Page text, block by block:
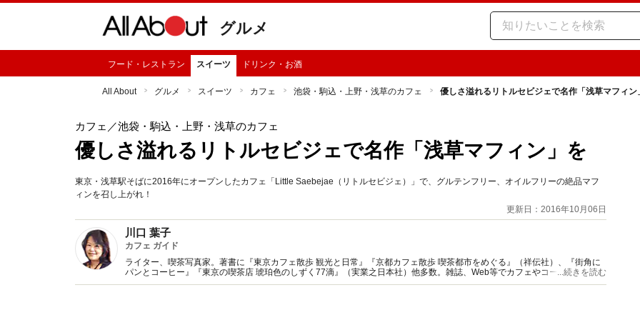
グルメ
フード・レストラン スイーツ ドリンク・お酒
All About グルメ スイーツ カフェ 池袋・駒込・上野・浅草のカフェ 優しさ溢れるリトルセビジェで名作「浅草マフィン
カフェ ／池袋・駒込・上野・浅草のカフェ
優しさ溢れるリトルセビジェで名作「浅草マフィン」を
東京・浅草駅そばに2016年にオープンしたカフェ「Little Saebejae（リトルセビジェ）」で、グルテンフリー、オイルフリーの絶品マフ
ィンを召し上がれ！
更新日：2016年10月06日
川口 葉子
カフェ ガイド
ライター、喫茶写真家。著書に『東京カフェ散歩 観光と日常』『京都カフェ散歩 喫茶都市をめぐる』（祥伝社）、『街角に
パンとコーヒー』『東京の喫茶店 琥珀色のしずく77滴』（実業之日本社）他多数。雑誌、Web等でカフェやコーヒー特集の
監修、記事執筆多数。Webサイト『東京カフェマニア』主宰。
...続きを読む